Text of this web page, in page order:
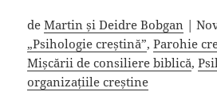
deMartin și Deidre Bobgan |
„Psihologie creștină”,Parohie
Mișcării de consiliere biblică,
organizațiile creștine